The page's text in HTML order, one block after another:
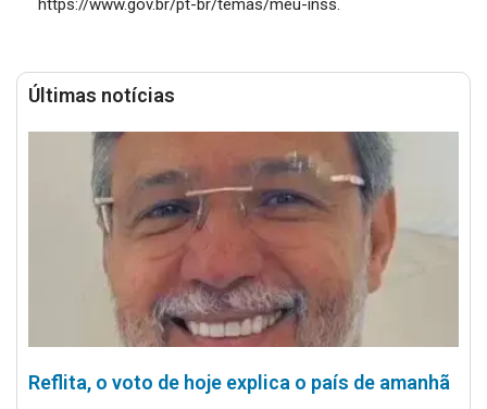
https://www.gov.br/pt-br/temas/meu-inss.
Últimas notícias
Reflita, o voto de hoje explica o país de amanhã